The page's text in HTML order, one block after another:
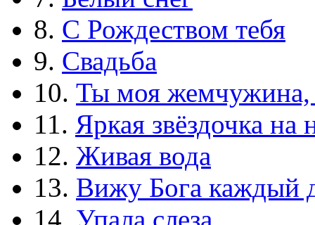
8. С Рождеством тебя
9. Свадьба
10. Ты моя жемчужина,
11. Яркая звёздочка на
12. Живая вода
13. Вижу Бога каждый